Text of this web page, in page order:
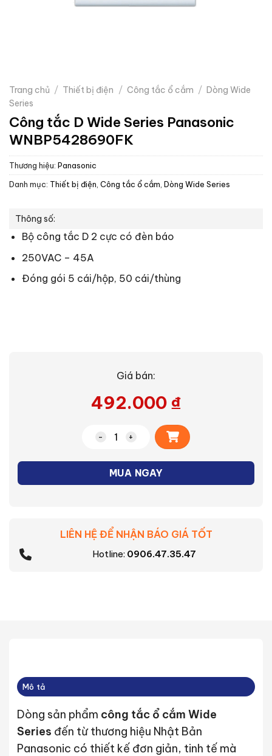
Trang chủ / Thiết bị điện / Công tắc ổ cắm / Dòng Wide
Series
Công tắc D Wide Series Panasonic
WNBP5428690FK
Thương hiệu: Panasonic
Danh mục: Thiết bị điện, Công tắc ổ cắm, Dòng Wide Series
Thông số:
Bộ công tắc D 2 cực có đèn báo
250VAC – 45A
Đóng gói 5 cái/hộp, 50 cái/thùng
Giá bán:
492.000 ₫
Công tắc D Wide Series Panasonic
MUA NGAY
Alternative:
LIÊN HỆ ĐỂ NHẬN BÁO GIÁ TỐT
Hotline: 0906.47.35.47
Mô tả
Dòng sản phẩm công tắc ổ cắm Wide
Series đến từ thương hiệu Nhật Bản
Panasonic có thiết kế đơn giản, tinh tế mà